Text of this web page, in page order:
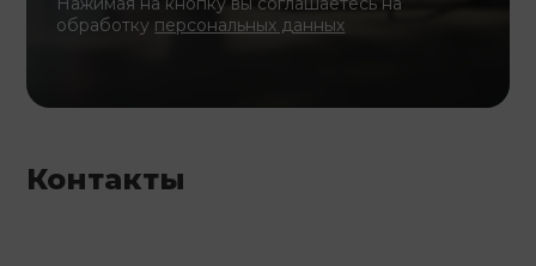
обработку персональных данных
Контакты